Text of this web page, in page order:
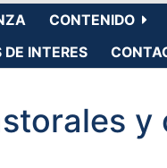
CONTENIDO
DE INTERES
y